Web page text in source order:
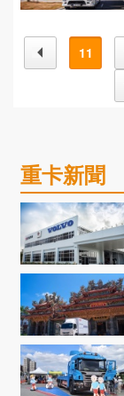
11
重卡新聞